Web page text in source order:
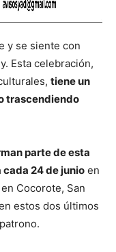
y se siente con
Esta celebración,
tiene un
trascendiendo
parte de esta
24 de junio en
Cocorote, San
estos dos últimos